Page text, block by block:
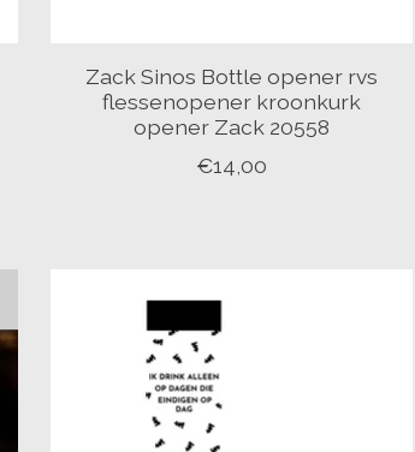
Zack Sinos Bottle opener rvs
flessenopener kroonkurk
opener Zack 20558
€14,00